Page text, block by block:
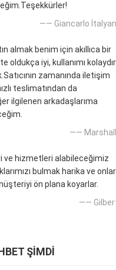
—— Giancarlo
almak benim için akıllıca bir
oldukça iyi, kullanımı kolaydır
zamanında iletişim
teslimatından da
ilgilenen arkadaşlarıma
——
ve hizmetleri alabileceğimiz
bulmak harika ve onlar
ön plana koyarlar.
——
ŞIMDI